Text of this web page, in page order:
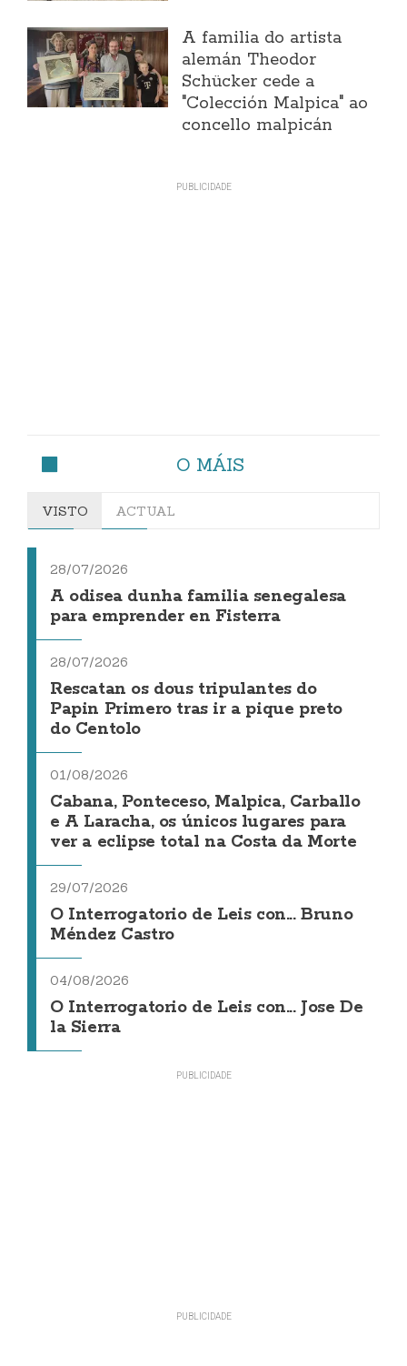
A familia do artista
alemán Theodor
Schücker cede a
"Colección Malpica" ao
concello malpicán
O MÁIS
VISTO ACTUAL
28/07/2026
A odisea dunha familia senegalesa
para emprender en Fisterra
28/07/2026
Rescatan os dous tripulantes do
Papin Primero tras ir a pique preto
do Centolo
01/08/2026
Cabana, Ponteceso, Malpica, Carballo
e A Laracha, os únicos lugares para
ver a eclipse total na Costa da Morte
29/07/2026
O Interrogatorio de Leis con... Bruno
Méndez Castro
04/08/2026
O Interrogatorio de Leis con... Jose De
la Sierra